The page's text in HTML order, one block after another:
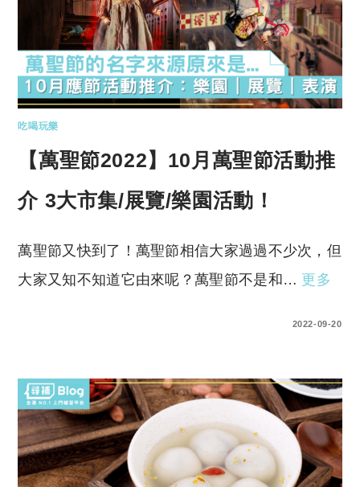
吃喝玩樂
【萬聖節2022】10月萬聖節活動推
介 3大市集/展覽/樂園活動！
萬聖節又快到了！萬聖節相信大家過過不少次，但
大家又知不知道它由來呢？萬聖節不是和… 更多
2022-09-20